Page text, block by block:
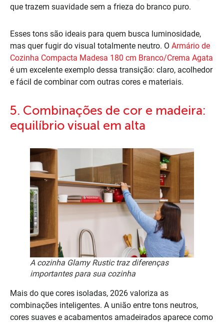
que trazem suavidade sem a frieza do branco puro.
Esses tons são ideais para quem busca luminosidade,
mas quer fugir do visual totalmente neutro. O Armário de
Cozinha Compacta Madesa 180 cm Branco/Crema Agata
é um excelente exemplo dessa transição: claro, acolhedor
e fácil de combinar com outras cores e materiais.
5. Combinações de cor e madeira:
equilíbrio visual em alta
A cozinha Glamy Rustic traz diferenças
importantes para sua cozinha
Mais do que cores isoladas, 2026 valoriza as
combinações inteligentes. A união entre tons neutros,
cores suaves e acabamentos amadeirados aparece como